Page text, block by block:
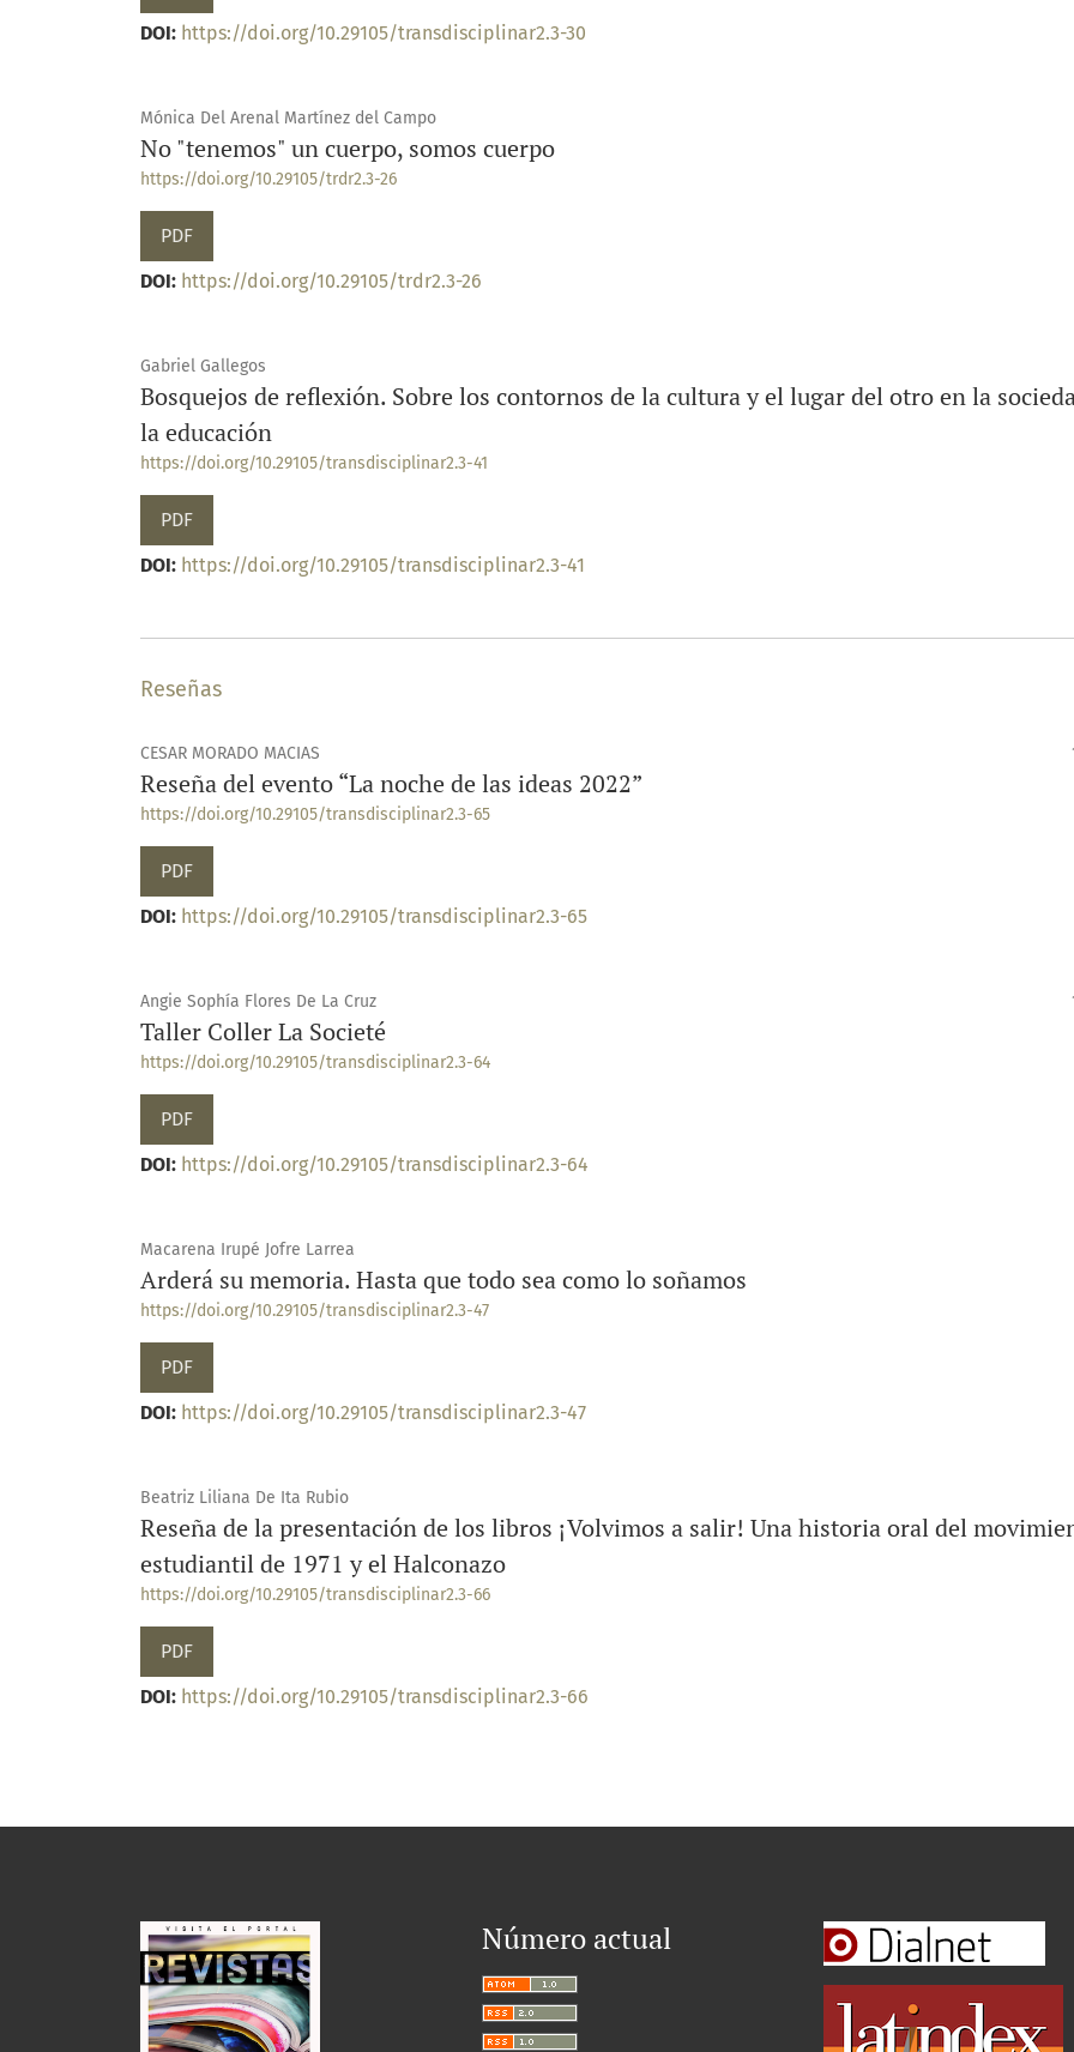
DOI: https://doi.org/10.29105/transdisciplinar2.3-30
Mónica Del Arenal Martínez del Campo
No "tenemos" un cuerpo, somos cuerpo
https://doi.org/10.29105/trdr2.3-26
PDF
DOI: https://doi.org/10.29105/trdr2.3-26
Gabriel Gallegos
Bosquejos de reflexión. Sobre los contornos de la cultura y el lugar del otro en la
la educación
https://doi.org/10.29105/transdisciplinar2.3-41
PDF
DOI: https://doi.org/10.29105/transdisciplinar2.3-41
Reseñas
CESAR MORADO MACIAS
Reseña del evento “La noche de las ideas 2022”
https://doi.org/10.29105/transdisciplinar2.3-65
PDF
DOI: https://doi.org/10.29105/transdisciplinar2.3-65
Angie Sophía Flores De La Cruz
Taller Coller La Societé
https://doi.org/10.29105/transdisciplinar2.3-64
PDF
DOI: https://doi.org/10.29105/transdisciplinar2.3-64
Macarena Irupé Jofre Larrea
Arderá su memoria. Hasta que todo sea como lo soñamos
https://doi.org/10.29105/transdisciplinar2.3-47
PDF
DOI: https://doi.org/10.29105/transdisciplinar2.3-47
Beatriz Liliana De Ita Rubio
Reseña de la presentación de los libros ¡Volvimos a salir! Una historia oral del
estudiantil de 1971 y el Halconazo
https://doi.org/10.29105/transdisciplinar2.3-66
PDF
DOI: https://doi.org/10.29105/transdisciplinar2.3-66
Número actual